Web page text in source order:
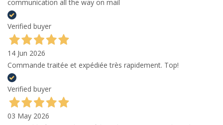
communication all the way on mail
Verified buyer
14 Jun 2026
Commande traitée et expédiée très rapidement. Top!
Verified buyer
03 May 2026